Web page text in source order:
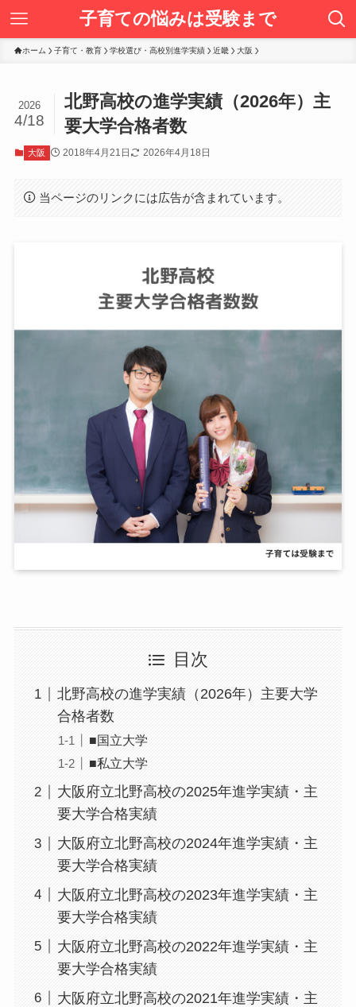
子育ての悩みは受験まで
ホーム 子育て・教育 学校選び・高校別進学実績 近畿 大阪
北野高校の進学実績（2026年）主
要大学合格者数
2026
4/18
大阪 2018年4月21日 2026年4月18日
当ページのリンクには広告が含まれています。
目次
北野高校の進学実績（2026年）主要大学
合格者数
■国立大学
■私立大学
大阪府立北野高校の2025年進学実績・主
要大学合格実績
大阪府立北野高校の2024年進学実績・主
要大学合格実績
大阪府立北野高校の2023年進学実績・主
要大学合格実績
大阪府立北野高校の2022年進学実績・主
要大学合格実績
大阪府立北野高校の2021年進学実績・主